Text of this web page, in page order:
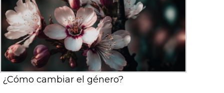
¿Cómo cambiar el género?